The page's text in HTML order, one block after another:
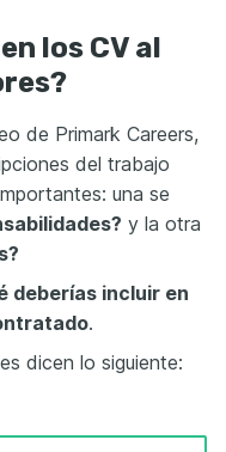
los CV al
de Primark Careers,
del trabajo
una se
y la otra
deberías incluir en
.
dicen lo siguiente: